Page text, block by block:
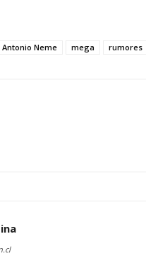
Antonio Neme mega rumores